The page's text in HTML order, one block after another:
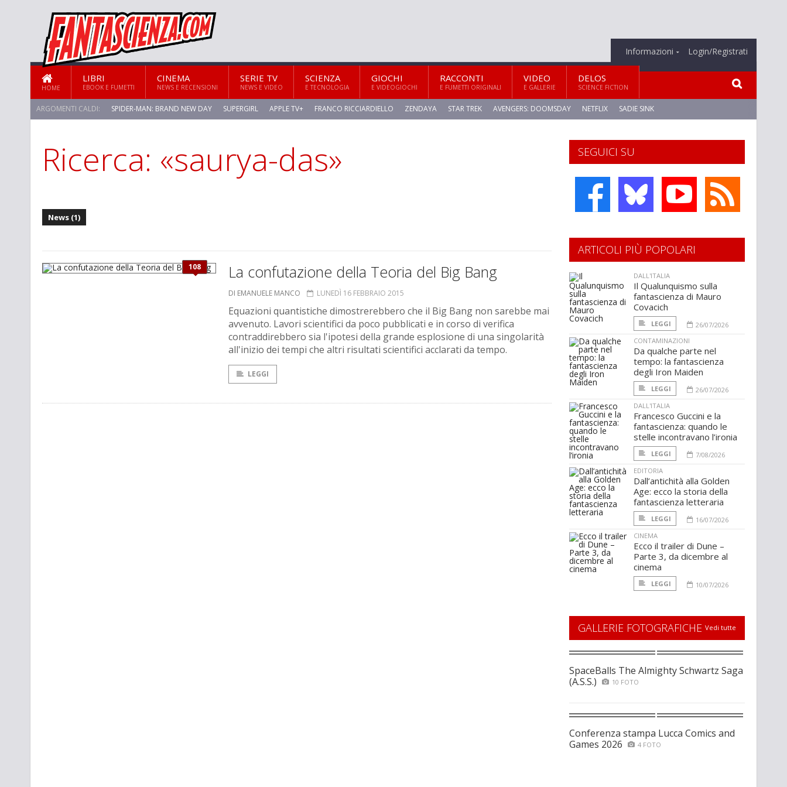
Informazioni Login/Registrati
HOME
LIBRI
EBOOK E FUMETTI
CINEMA
NEWS E RECENSIONI
SERIE TV
NEWS E VIDEO
SCIENZA
E TECNOLOGIA
GIOCHI
E VIDEOGIOCHI
RACCONTI
E FUMETTI ORIGINALI
VIDEO
E GALLERIE
DELOS
SCIENCE FICTION
ARGOMENTI CALDI: SPIDER-MAN: BRAND NEW DAY SUPERGIRL APPLE TV+ FRANCO RICCIARDIELLO ZENDAYA STAR TREK AVENGERS: DOOMSDAY NETFLIX SADIE SINK
STAR TREK: STRANGE NEW WORLDS
Ricerca: «saurya-das»
News (1)
108 La confutazione della Teoria del Big Bang
DI EMANUELE MANCO LUNEDÌ 16 FEBBRAIO 2015
Equazioni quantistiche dimostrerebbero che il Big Bang non sarebbe mai
avvenuto. Lavori scientifici da poco pubblicati e in corso di verifica
contraddirebbero sia l'ipotesi della grande esplosione di una singolarità
all'inizio dei tempi che altri risultati scientifici acclarati da tempo.
LEGGI
SEGUICI SU
ARTICOLI PIÙ POPOLARI
DALL'ITALIA
Il Qualunquismo sulla
fantascienza di Mauro
Covacich
LEGGI
26/07/2026
CONTAMINAZIONI
Da qualche parte nel
tempo: la fantascienza
degli Iron Maiden
LEGGI
26/07/2026
DALL'ITALIA
Francesco Guccini e la
fantascienza: quando le
stelle incontravano l’ironia
LEGGI
7/08/2026
EDITORIA
Dall’antichità alla Golden
Age: ecco la storia della
fantascienza letteraria
LEGGI
16/07/2026
CINEMA
Ecco il trailer di Dune –
Parte 3, da dicembre al
cinema
LEGGI 10/07/2026
GALLERIE FOTOGRAFICHE Vedi tutte
SpaceBalls The Almighty Schwartz Saga
(A.S.S.)
10 FOTO
Conferenza stampa Lucca Comics and
Games 2026
4 FOTO